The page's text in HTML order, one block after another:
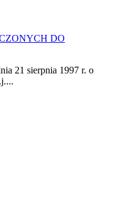
DO
21 sierpnia 1997 r. o